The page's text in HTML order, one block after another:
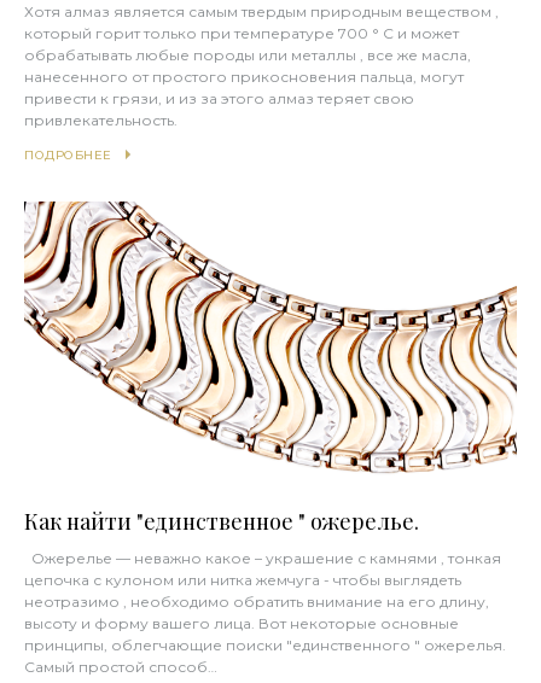
Хотя алмаз является самым твердым природным веществом ,
который горит только при температуре 700 ° С и может
обрабатывать любые породы или металлы , все же масла,
нанесенного от простого прикосновения пальца, могут
привести к грязи, и из за этого алмаз теряет свою
привлекательность.
ПОДРОБНЕЕ
Как найти "единственное " ожерелье.
Ожерелье — неважно какое – украшение с камнями , тонкая
цепочка с кулоном или нитка жемчуга - чтобы выглядеть
неотразимо , необходимо обратить внимание на его длину,
высоту и форму вашего лица. Вот некоторые основные
принципы, облегчающие поиски "единственного " ожерелья.
Самый простой способ…